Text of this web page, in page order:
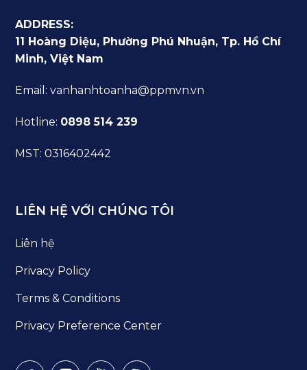
ADDRESS:
11 Hoàng Diệu, Phường Phú Nhuận, Tp. Hồ Chí
Minh, Việt Nam
Email: vanhanhtoanha@ppmvn.vn
Hotline: 0898 514 239
MST: 0316402442
LIÊN HỆ VỚI CHÚNG TÔI
Liên hệ
Privacy Policy
Terms & Conditions
Privacy Preference Center